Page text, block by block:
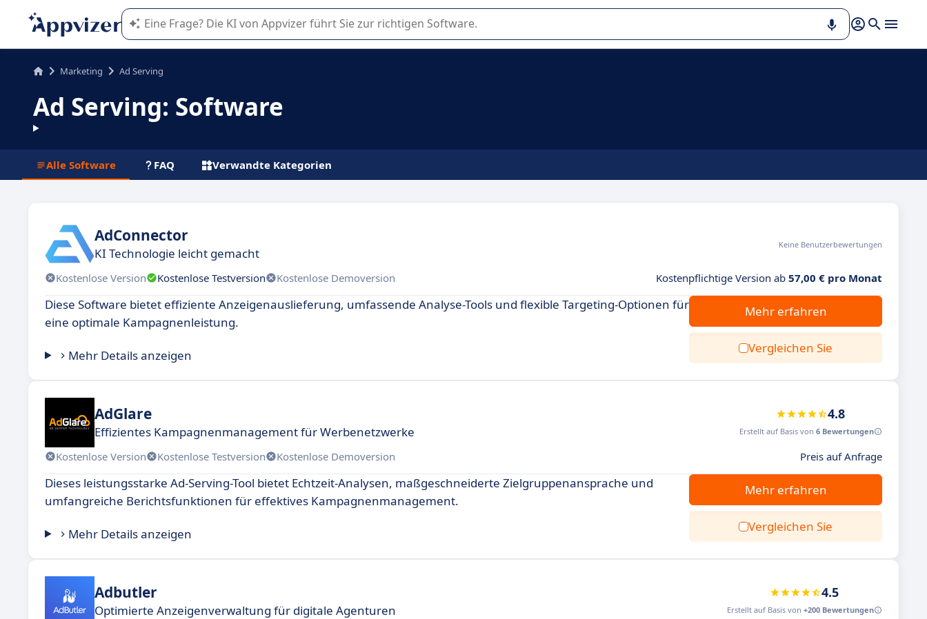
Die KI von Appvizer führt Sie bei der Nutzung oder Auswahl von SaaS-Software in Unternehmen.
Marketing Ad Serving
Ad Serving: Software
Alle Software FAQ Verwandte Kategorien
AdConnector
KI Technologie leicht gemacht
Keine Benutzerbewertungen
Kostenlose Version Kostenlose Testversion Kostenlose Demoversion Kostenpflichtige Version ab 57,00 € pro Monat
Diese Software bietet effiziente Anzeigenauslieferung, umfassende Analyse-Tools und flexible Targeting-Optionen für
eine optimale Kampagnenleistung.
Mehr Details anzeigen
Mehr erfahren
Vergleichen Sie
AdGlare
Effizientes Kampagnenmanagement für Werbenetzwerke
4.8
Erstellt auf Basis von 6 Bewertungen
Kostenlose Version Kostenlose Testversion Kostenlose Demoversion Preis auf Anfrage
Dieses leistungsstarke Ad-Serving-Tool bietet Echtzeit-Analysen, maßgeschneiderte Zielgruppenansprache und
umfangreiche Berichtsfunktionen für effektives Kampagnenmanagement.
Mehr Details anzeigen
Mehr erfahren
Vergleichen Sie
Adbutler
Optimierte Anzeigenverwaltung für digitale Agenturen
4.5
Erstellt auf Basis von +200 Bewertungen